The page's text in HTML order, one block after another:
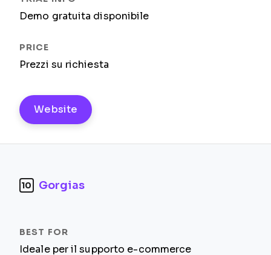
Demo gratuita disponibile
Prezzi su richiesta
Website
10 Gorgias
Ideale per il supporto e-commerce